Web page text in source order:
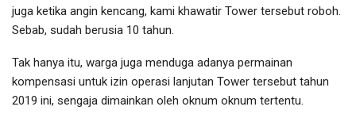
juga ketika angin kencang, kami khawatir Tower tersebut roboh.
Sebab, sudah berusia 10 tahun.
Tak hanya itu, warga juga menduga adanya permainan
kompensasi untuk izin operasi lanjutan Tower tersebut tahun
2019 ini, sengaja dimainkan oleh oknum oknum tertentu.